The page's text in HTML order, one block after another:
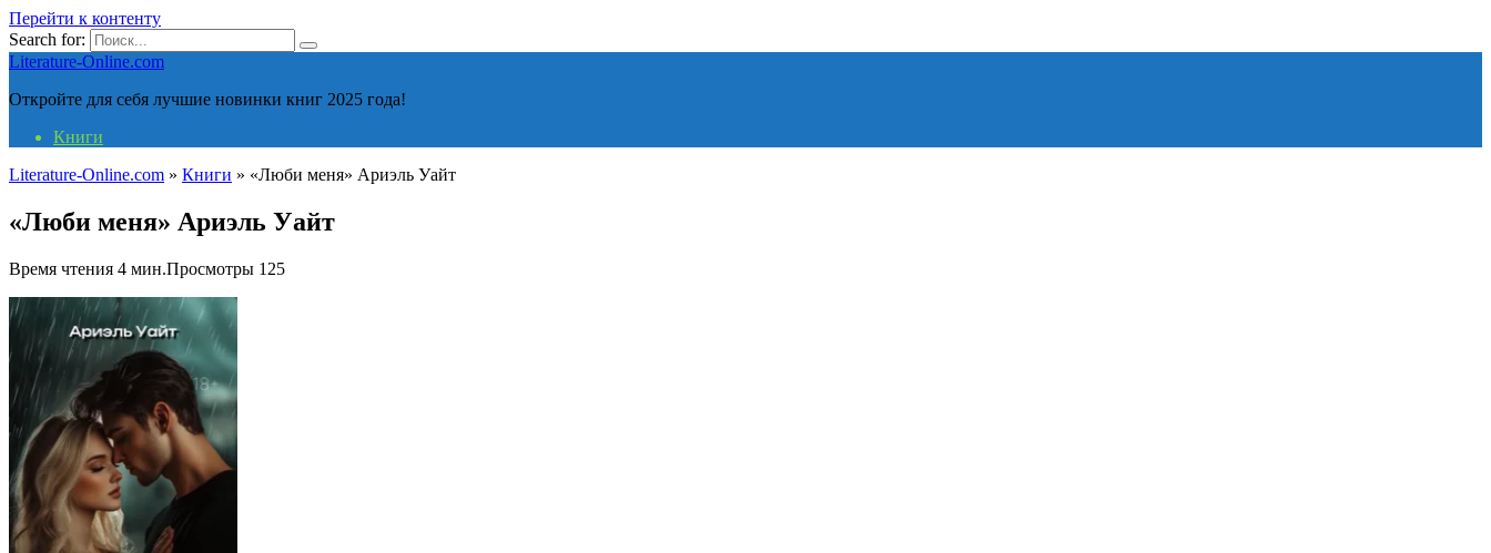
Перейти к контенту
Search for:
Literature-Online.com
Откройте для себя лучшие новинки книг 2025 года!
Книги
Literature-Online.com » Книги » «Люби меня» Ариэль Уайт
«Люби меня» Ариэль Уайт
Время чтения 4 мин.Просмотры 125